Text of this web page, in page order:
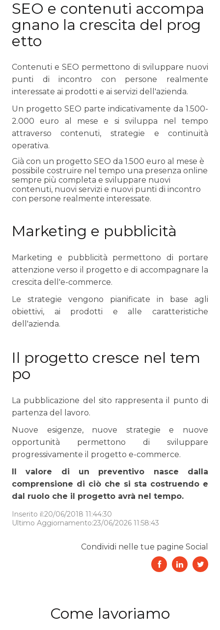
SEO e contenuti accompa
gnano la crescita del prog
etto
Contenuti e SEO permettono di sviluppare nuovi
punti di incontro con persone realmente
interessate ai prodotti e ai servizi dell'azienda.
Un progetto SEO parte indicativamente da 1.500-
2.000 euro al mese e si sviluppa nel tempo
attraverso contenuti, strategie e continuità
operativa.
Già con un progetto SEO da 1.500 euro al mese è
possibile costruire nel tempo una presenza online
sempre più completa e sviluppare nuovi
contenuti, nuovi servizi e nuovi punti di incontro
con persone realmente interessate.
Marketing e pubblicità
Marketing e pubblicità permettono di portare
attenzione verso il progetto e di accompagnare la
crescita dell'e-commerce.
Le strategie vengono pianificate in base agli
obiettivi, ai prodotti e alle caratteristiche
dell'azienda.
Il progetto cresce nel tem
po
La pubblicazione del sito rappresenta il punto di
partenza del lavoro.
Nuove esigenze, nuove strategie e nuove
opportunità permettono di sviluppare
progressivamente il progetto e-commerce.
Il valore di un preventivo nasce dalla
comprensione di ciò che si sta costruendo e
dal ruolo che il progetto avrà nel tempo.
Inserito il:20/06/2018 11:44:30
Ultimo Aggiornamento:23/06/2026 11:58:43
Condividi nelle tue pagine Social
Come lavoriamo